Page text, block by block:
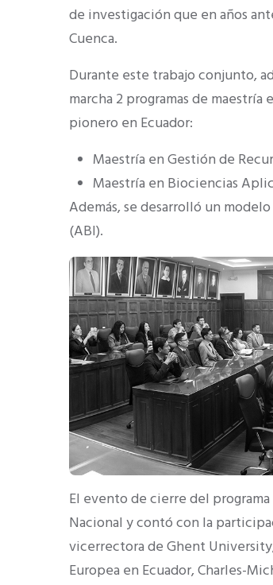
de investigación que en años
Cuenca.
Durante este trabajo conjunto,
marcha 2 programas de
pionero en Ecuador:
Maestría en Gestión de
Maestría en Biociencias
Además, se desarrolló un
(ABI).
El evento de cierre del
Nacional y contó con la
vicerrectora de Ghent
Europea en Ecuador, Charles-